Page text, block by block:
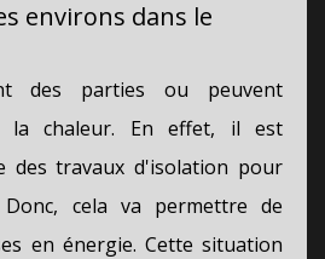
environs dans le
des parties ou peuvent
la chaleur. En effet, il est
des travaux d'isolation pour
cela va permettre de
en énergie. Cette situation